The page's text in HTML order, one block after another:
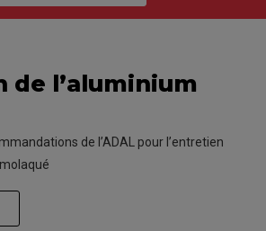
de l’aluminium
de l’ADAL pour l’entretien